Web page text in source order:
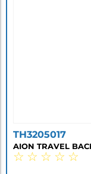
TH3205017
AION TRAVEL
☆ ☆ ☆ ☆ ☆